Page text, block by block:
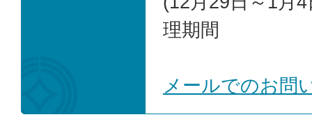
理期間
メールでのお問